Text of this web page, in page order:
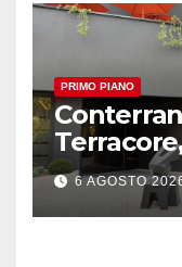
PRIMO PIANO
amplia l’
alle porte
6 AGOSTO